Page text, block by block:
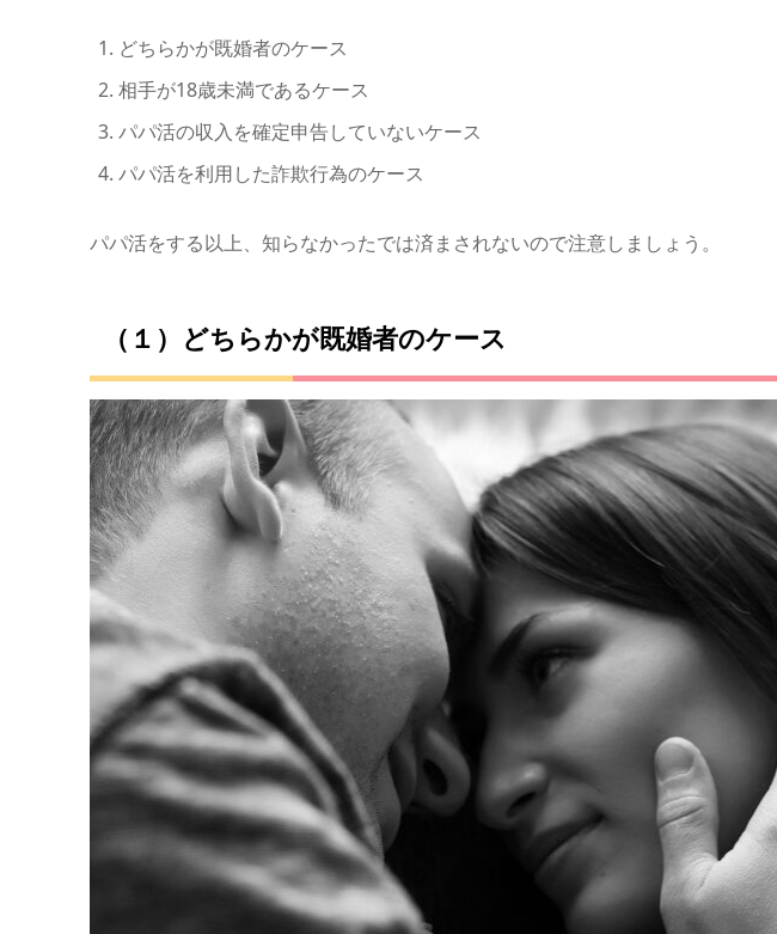
どちらかが既婚者のケース
相手が18歳未満であるケース
パパ活の収入を確定申告していないケース
パパ活を利用した詐欺行為のケース
パパ活をする以上、知らなかったでは済まされないので注意しましょう。
（１）どちらかが既婚者のケース